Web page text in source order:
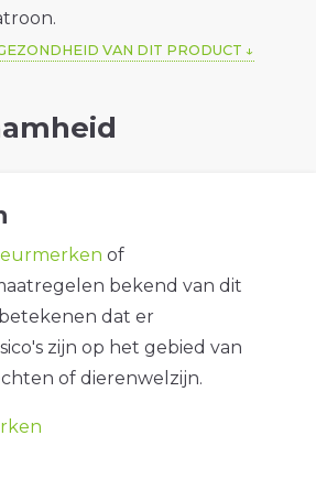
VAN DIT PRODUCT
of
bekend van dit
dat er
zijn op het gebied van
of dierenwelzijn.